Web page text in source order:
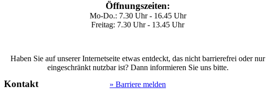
Öffnungszeiten:
Mo-Do.: 7.30 Uhr - 16.45 Uhr
Freitag: 7.30 Uhr - 13.45 Uhr
Haben Sie auf unserer Internetseite etwas entdeckt, das nicht barrierefrei oder nur
eingeschränkt nutzbar ist? Dann informieren Sie uns bitte.
» Barriere melden
Kontakt